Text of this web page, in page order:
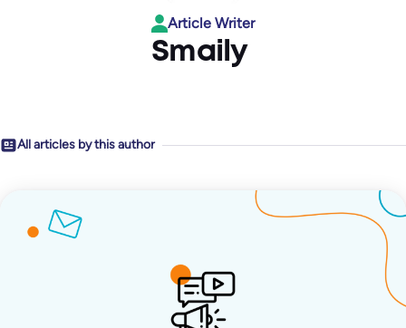
Article Writer
Smaily
All articles by this author